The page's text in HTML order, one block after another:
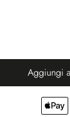
Aggiungi